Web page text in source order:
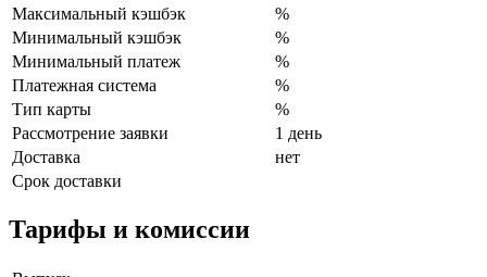
Максимальный кэшбэк
%
Минимальный кэшбэк
%
Минимальный платеж
%
Платежная система
%
Тип карты
%
Рассмотрение заявки
1 день
Доставка
нет
Срок доставки
Тарифы и комиссии